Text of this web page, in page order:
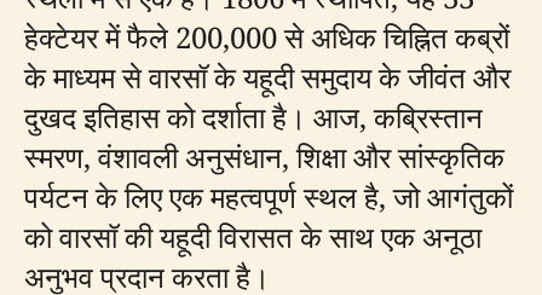
हेक्टेयर में फैले 200,000 से अधिक चिह्नित कब्रों
के माध्यम से वारसॉ के यहूदी समुदाय के जीवंत और
दुखद इतिहास को दर्शाता है। आज, कब्रिस्तान
स्मरण, वंशावली अनुसंधान, शिक्षा और सांस्कृतिक
पर्यटन के लिए एक महत्वपूर्ण स्थल है, जो आगंतुकों
को वारसॉ की यहूदी विरासत के साथ एक अनूठा
अनुभव प्रदान करता है।